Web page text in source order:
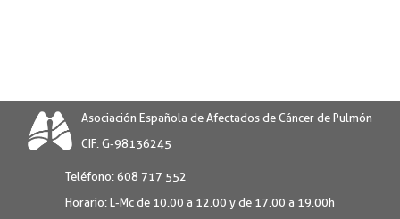
Asociación Española de Afectados de Cáncer de Pulmón
CIF: G-98136245
Teléfono: 608 717 552
Horario: L-Mc de 10.00 a 12.00 y de 17.00 a 19.00h